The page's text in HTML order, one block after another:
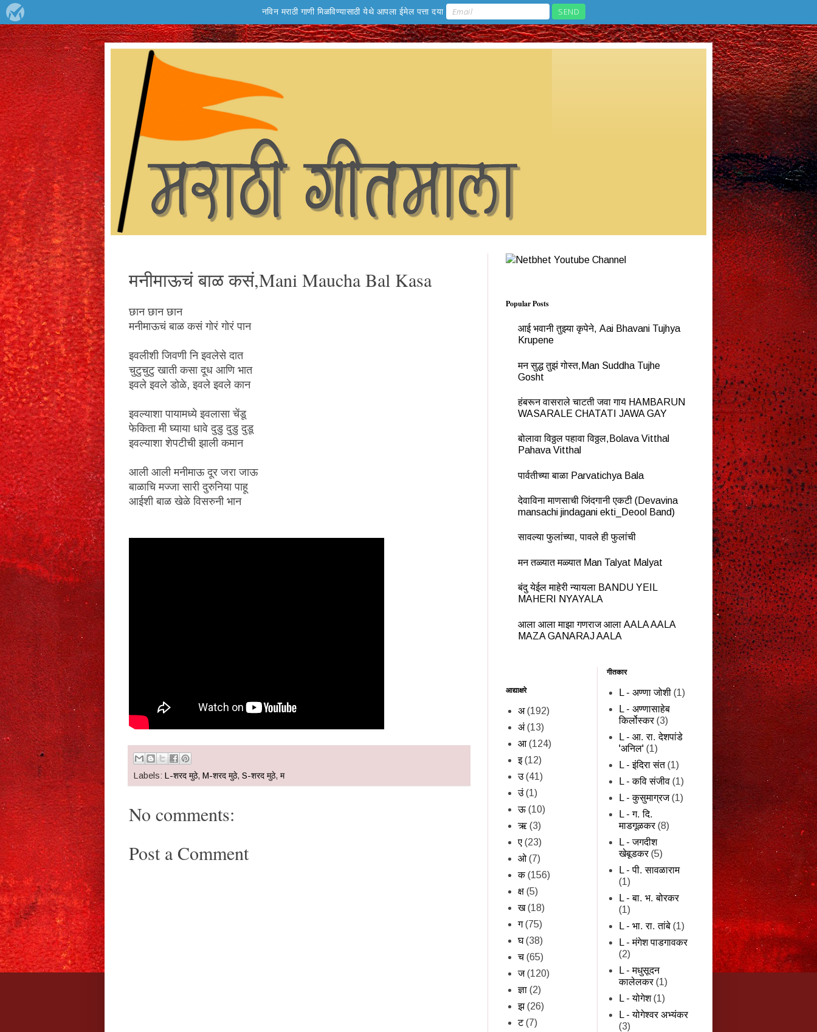
मनीमाऊचं बाळ कसं,Mani Maucha Bal Kasa
छान छान छान
मनीमाऊचं बाळ कसं गोरं गोरं पान
इवलीशी जिवणी नि इवलेसे दात
चुटुचुटु खाती कसा दूध आणि भात
इवले इवले डोळे, इवले इवले कान
इवल्याशा पायामध्ये इवलासा चेंडू
फेकिता मी घ्याया धावे दुडु दुडु दुडू
इवल्याशा शेपटीची झाली कमान
आली आली मनीमाऊ दूर जरा जाऊ
बाळाचि मज्जा सारी दुरुनिया पाहू
आईशी बाळ खेळे विसरुनी भान
Labels: L-शरद मुठे, M-शरद मुठे, S-शरद मुठे, म
No comments:
Post a Comment
Popular Posts
आई भवानी तुझ्या कृपेने, Aai Bhavani Tujhya
Krupene
मन सुद्ध तुझं गोस्त,Man Suddha Tujhe
Gosht
हंबरून वासराले चाटती जवा गाय HAMBARUN
WASARALE CHATATI JAWA GAY
बोलावा विठ्ठल पहावा विठ्ठल,Bolava Vitthal
Pahava Vitthal
पार्वतीच्या बाळा Parvatichya Bala
देवाविना माणसाची जिंदगानी एकटी (Devavina
mansachi jindagani ekti_Deool Band)
सावल्या फुलांच्या, पावले ही फुलांची
मन तळ्यात मळ्यात Man Talyat Malyat
बंदु येईल माहेरी न्यायला BANDU YEIL
MAHERI NYAYALA
आला आला माझा गणराज आला AALA AALA
MAZA GANARAJ AALA
आद्याक्षरे
अ (192)
अं (13)
आ (124)
इ (12)
उ (41)
उं (1)
ऊ (10)
ऋ (3)
ए (23)
ओ (7)
क (156)
क्ष (5)
ख (18)
ग (75)
घ (38)
च (65)
ज (120)
ज्ञा (2)
झ (26)
ट (7)
गीतकार
L - अण्णा जोशी (1)
L - अण्णासाहेब
किर्लोस्कर (3)
L - आ. रा. देशपांडे
'अनिल' (1)
L - इंदिरा संत (1)
L - कवि संजीव (1)
L - कुसुमाग्रज (1)
L - ग. दि.
माडगूळकर (8)
L - जगदीश
खेबूडकर (5)
L - पी. सावळाराम
(1)
L - बा. भ. बोरकर
(1)
L - भा. रा. तांबे (1)
L - मंगेश पाडगावकर
(2)
L - मधुसूदन
कालेलकर (1)
L - योगेश (1)
L - योगेश्वर अभ्यंकर
(3)